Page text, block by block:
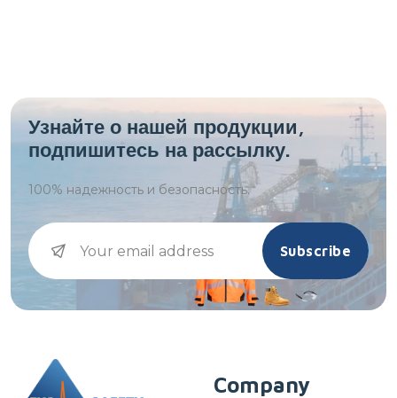
Узнайте о нашей продукции,
подпишитесь на рассылку.
100% надежность и безопасность.
Subscribe
Company